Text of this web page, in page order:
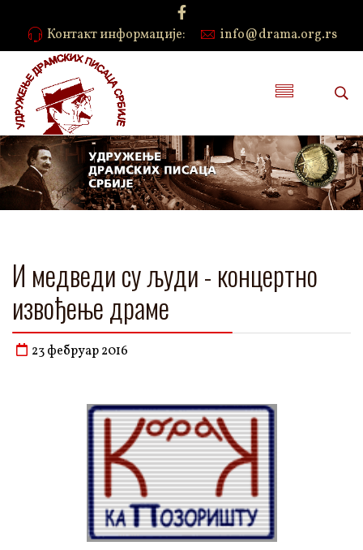
Контакт информације: info@drama.org.rs
И медведи су људи - концертно
извођење драме
23 фебруар 2016